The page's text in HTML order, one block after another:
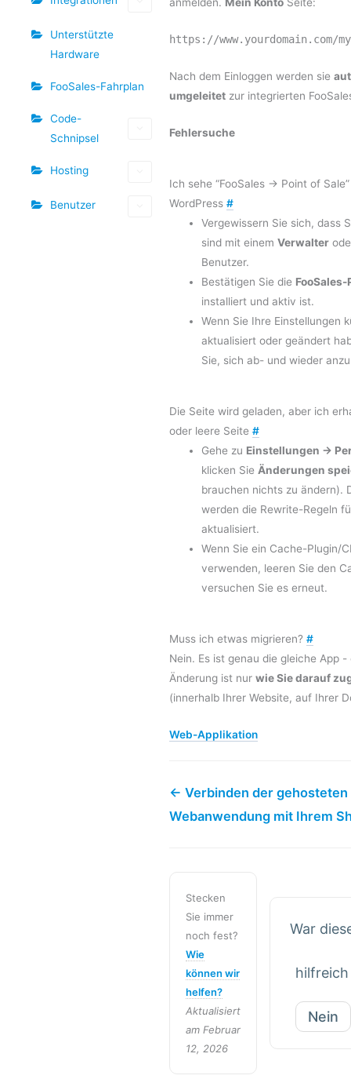
Unterstützte
Hardware
FooSales-Fahrplan
Code-
Schnipsel
Hosting
Benutzer
anmelden. Mein Konto Seite:
https://www.yourdomain.com/
Nach dem Einloggen werden sie
umgeleitet zur integrierten
Fehlersuche
Ich sehe “FooSales → Point of
WordPress #
Vergewissern Sie sich, dass
sind mit einemVerwalter
Benutzer.
Bestätigen Sie die
installiert und aktiv ist.
Wenn Sie Ihre Einstellungen
aktualisiert oder geändert
Sie, sich ab- und wieder
Die Seite wird geladen, aber ich
oder leere Seite #
Gehe zu Einstellungen →
klicken Sie Änderungen
brauchen nichts zu ändern).
werden die Rewrite-Regeln
aktualisiert.
Wenn Sie ein Cache-Plugin/
verwenden, leeren Sie den
versuchen Sie es erneut.
Muss ich etwas migrieren? #
Nein. Es ist genau die gleiche App -
Änderung ist nur wie Sie darauf
(innerhalb Ihrer Website, auf Ihrer
Web-Applikation
← Verbinden der gehosteten
Webanwendung mit Ihrem
Stecken
Sie immer
noch fest?
Wie
können wir
helfen?
Aktualisiert
am Februar
12, 2026
War
hilfreich
Nein